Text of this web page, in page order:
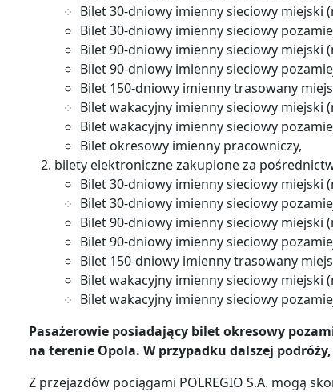
Bilet 30-dniowy imienny sieciowy miejski
Bilet 30-dniowy imienny sieciowy
Bilet 90-dniowy imienny sieciowy miejski
Bilet 90-dniowy imienny sieciowy
Bilet 150-dniowy imienny trasowany
Bilet wakacyjny imienny sieciowy miejski
Bilet wakacyjny imienny sieciowy
Bilet okresowy imienny pracowniczy,
bilety elektroniczne zakupione za
Bilet 30-dniowy imienny sieciowy miejski
Bilet 30-dniowy imienny sieciowy
Bilet 90-dniowy imienny sieciowy miejski
Bilet 90-dniowy imienny sieciowy
Bilet 150-dniowy imienny trasowany
Bilet wakacyjny imienny sieciowy miejski
Bilet wakacyjny imienny sieciowy
Pasażerowie posiadający bilet okresowy
na terenie Opola. W przypadku dalszej
Z przejazdów pociągami POLREGIO S.A. mogą